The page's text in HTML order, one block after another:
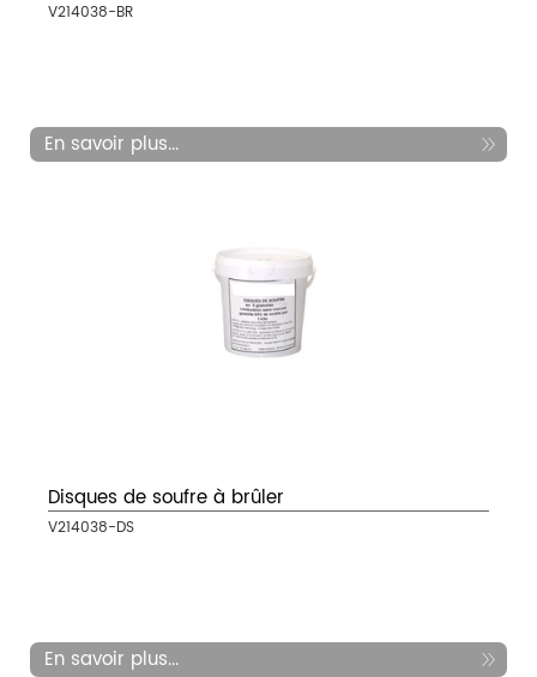
V214038-BR
En savoir plus...
Disques de soufre à brûler
V214038-DS
En savoir plus...